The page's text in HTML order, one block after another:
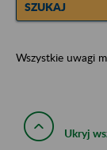
SZUKAJ
Wszystkie uwagi
Ukryj